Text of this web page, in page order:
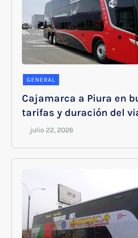
GENERAL
Cajamarca a Piura en
tarifas y duración del